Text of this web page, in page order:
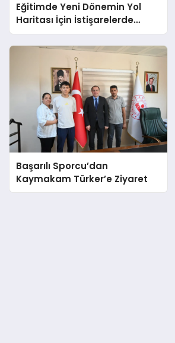
Eğitimde Yeni Dönemin Yol
Haritası İçin İstişarelerde
Bulunuldu
Başarılı Sporcu’dan
Kaymakam Türker’e Ziyaret